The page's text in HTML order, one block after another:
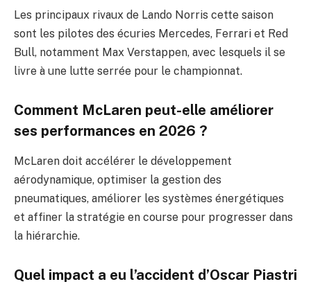
Les principaux rivaux de Lando Norris cette saison
sont les pilotes des écuries Mercedes, Ferrari et Red
Bull, notamment Max Verstappen, avec lesquels il se
livre à une lutte serrée pour le championnat.
Comment McLaren peut-elle améliorer
ses performances en 2026 ?
McLaren doit accélérer le développement
aérodynamique, optimiser la gestion des
pneumatiques, améliorer les systèmes énergétiques
et affiner la stratégie en course pour progresser dans
la hiérarchie.
Quel impact a eu l’accident d’Oscar Piastri